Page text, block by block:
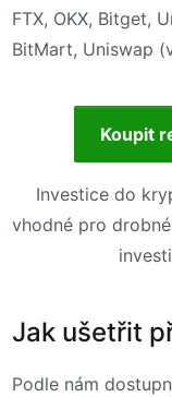
FTX, OKX, Bitget,
BitMart, Uniswap
Koupit
Investice do
vhodné pro
Jak ušetřit
Podle nám